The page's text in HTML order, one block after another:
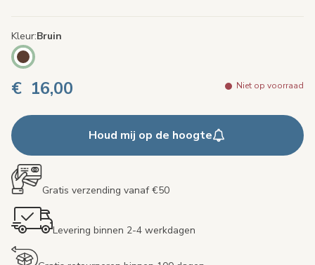
Kleur Bruin
€ 16,00 Niet op voorraad
Houd mij op de hoogte
Gratis verzending vanaf €50
Levering binnen 2-4 werkdagen